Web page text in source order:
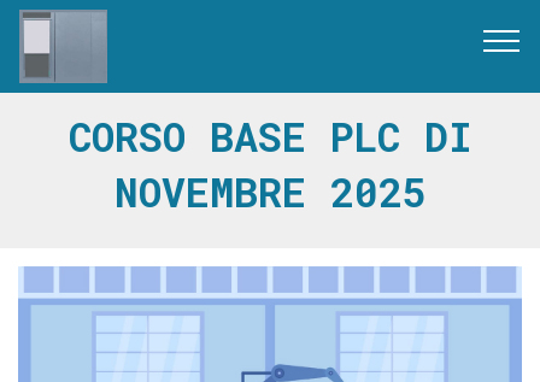
CORSO BASE PLC DI
NOVEMBRE 2025